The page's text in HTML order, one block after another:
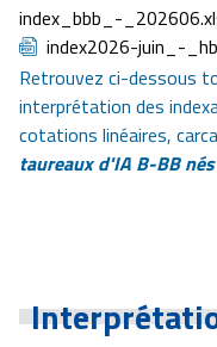
Document
index_bbb_-
Document
index2026-juin_-
Retrouvez ci-dessous
interprétation des
cotations linéaires,
taureaux d'IA B-BB